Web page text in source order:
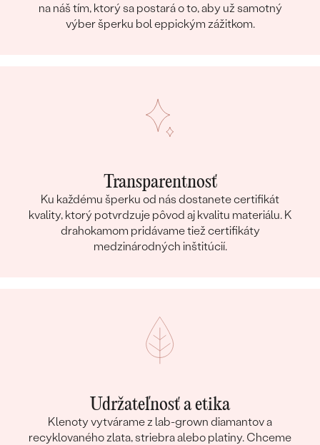
na náš tím, ktorý sa postará o to, aby už samotný
výber šperku bol eppickým zážitkom.
Transparentnosť
Ku každému šperku od nás dostanete certifikát
kvality, ktorý potvrdzuje pôvod aj kvalitu materiálu. K
drahokamom pridávame tiež certifikáty
medzinárodných inštitúcií.
Udržateľnosť a etika
Klenoty vytvárame z lab-grown diamantov a
recyklovaného zlata, striebra alebo platiny. Chceme